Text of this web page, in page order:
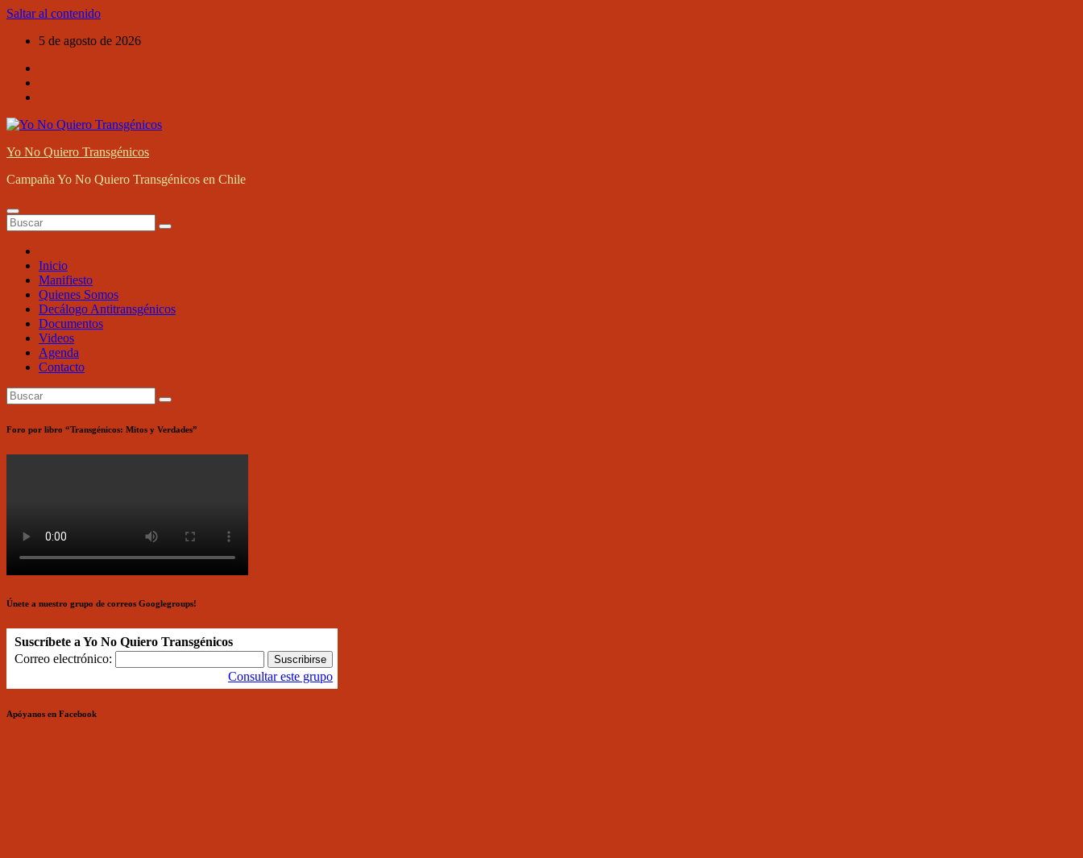
Saltar al contenido
5 de agosto de 2026
Yo No Quiero Transgénicos
Campaña Yo No Quiero Transgénicos en Chile
Inicio
Manifiesto
Quienes Somos
Decálogo Antitransgénicos
Documentos
Videos
Agenda
Contacto
Foro por libro “Transgénicos: Mitos y Verdades”
Únete a nuestro grupo de correos Googlegroups!
Suscríbete a Yo No Quiero Transgénicos
Correo electrónico:
Consultar este grupo
Apóyanos en Facebook